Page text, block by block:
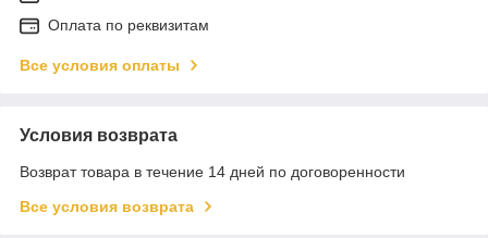
Оплата по реквизитам
Все условия оплаты
Условия возврата
Возврат товара в течение 14 дней по договоренности
Все условия возврата